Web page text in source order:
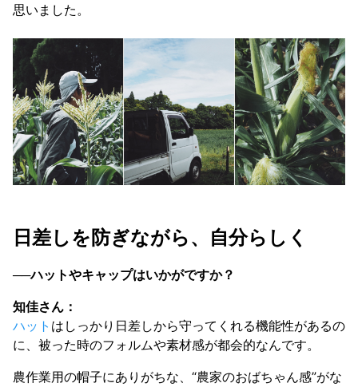
思いました。
日差しを防ぎながら、自分らしく
──ハットやキャップはいかがですか？
知佳さん：
ハット はしっかり日差しから守ってくれる機能性があるの
に、被った時のフォルムや素材感が都会的なんです。
農作業用の帽子にありがちな、“農家のおばちゃん感”がな